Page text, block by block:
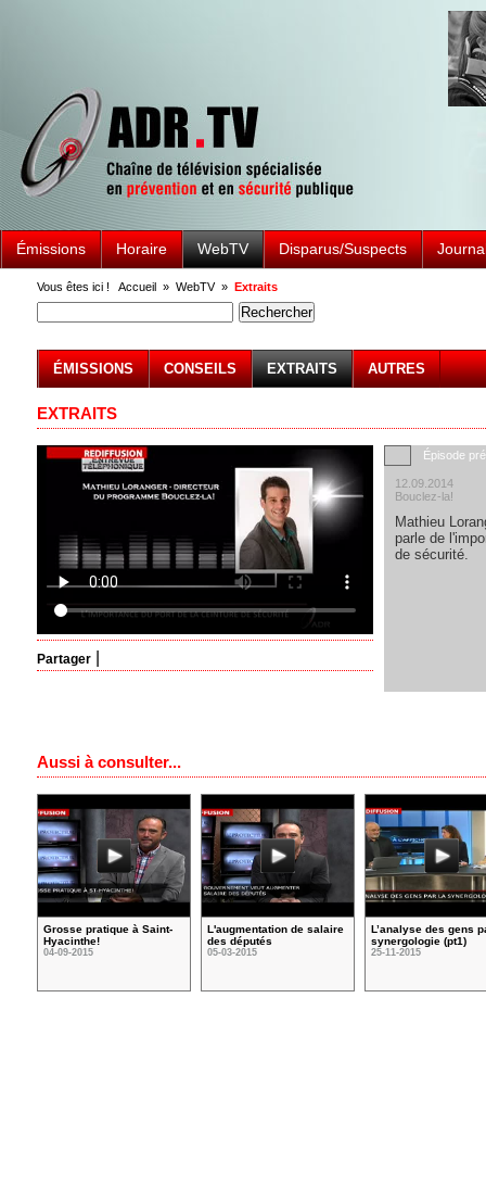
Émissions Horaire WebTV Disparus/Suspects
Vous êtes ici ! Accueil » WebTV» Extraits
ÉMISSIONS CONSEILS EXTRAITS AUTRES
EXTRAITS
Partager
Épisode
12.09.2014
Bouclez-la!
Mathieu
parle de
de sécurité.
Aussi à consulter...
Grosse pratique à Saint-
Hyacinthe!
04-09-2015
L'augmentation de salaire
des députés
05-03-2015
L’analyse des gens
synergologie (pt1)
25-11-2015